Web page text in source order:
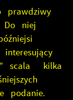
Do niej
scala kilka
podanie.